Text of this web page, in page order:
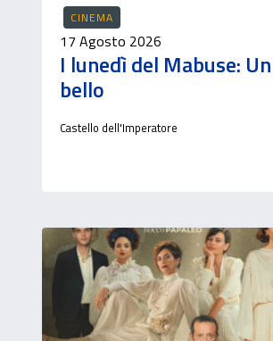
CINEMA
17 Agosto 2026
I lunedì del Mabuse:
bello
Castello dell'Imperatore